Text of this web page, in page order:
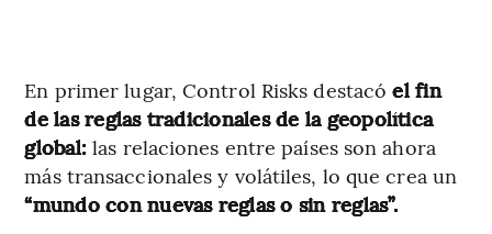
En primer lugar, Control Risks destacó el fin
de las reglas tradicionales de la geopolítica
global: las relaciones entre países son ahora
más transaccionales y volátiles, lo que crea un
“mundo con nuevas reglas o sin reglas”.